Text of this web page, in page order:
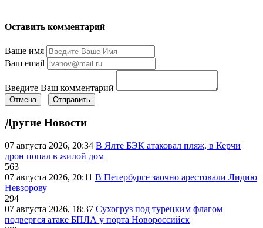
Оставить комментарий
Ваше имя
Ваш email
Введите Ваш комментарий
Отмена Отправить
Другие Новости
07 августа 2026, 20:34 В Ялте БЭК атаковал пляж, в Керчи
дрон попал в жилой дом
563
07 августа 2026, 20:11 В Петербурге заочно арестовали Лидию
Невзорову
294
07 августа 2026, 18:37 Сухогруз под турецким флагом
подвергся атаке БПЛА у порта Новороссийск